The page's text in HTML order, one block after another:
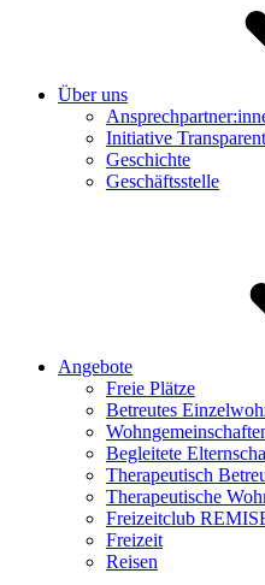
Über uns
Initiative
Geschichte
Geschäftsstelle
Angebote
Freie Plätze
Betreutes
Begleitete
Therapeutisch
Therapeutische
Freizeitclub
Freizeit
Reisen